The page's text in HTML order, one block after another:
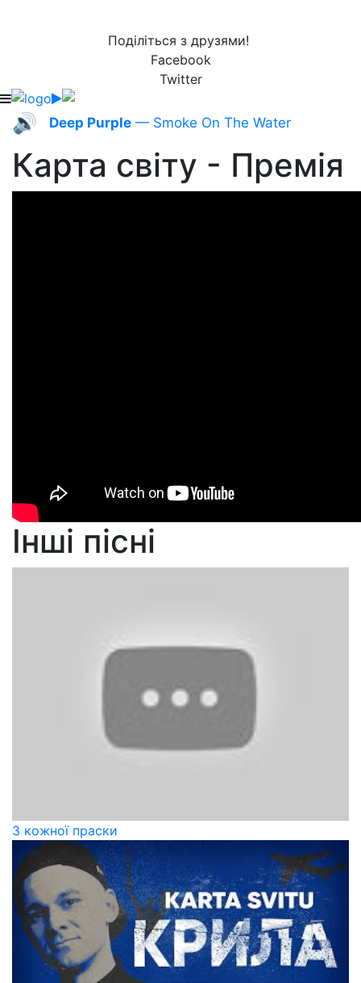
Поділіться з друзями!
Facebook
Twitter
🔊 Deep Purple — Smoke On The Water
Карта світу - Премія
Інші пісні
З кожної праски